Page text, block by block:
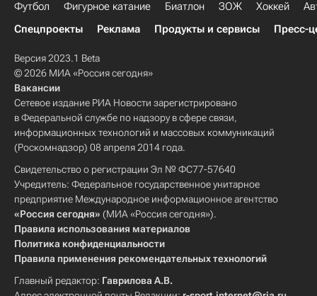
Футбол Фигурное катание Биатлон ЗОЖ Хоккей
Спецпроекты
Реклама Продукты и сервисы Пресс-
Версия 2023.1 Beta
© 2026 МИА «Россия сегодня»
Вакансии
Сетевое издание РИА Новости зарегистрировано
в Федеральной службе по надзору в сфере связи,
информационных технологий и массовых коммуникаций
(Роскомнадзор) 08 апреля 2014 года.
Свидетельство о регистрации Эл № ФС77-57640
Учредитель: Федеральное государственное унитарное
предприятие Международное информационное агентство
«Россия сегодня» (МИА «Россия сегодня»).
Правила использования материалов
Политика конфиденциальности
Правила применения рекомендательных технологий
Главный редактор: Гаврилова А.В.